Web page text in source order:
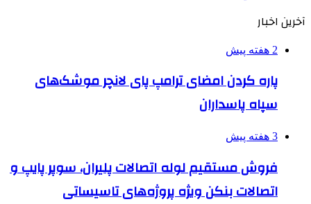
آخرین اخبار
2 هفته پیش
پاره کردن امضای ترامپ پای لانچر موشک‌های
سپاه پاسداران
3 هفته پیش
فروش مستقیم لوله اتصالات پلیران، سوپر پایپ و
اتصالات بنکن ویژه پروژه‌های تاسیساتی